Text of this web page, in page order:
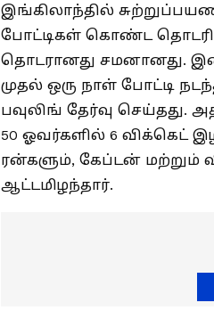
இங்கிலாந்தில்
போட்டிகள் கொண்ட தொடரில்
தொடரானது சமனானது.
முதல் ஒரு நாள் போட்டி
பவுலிங் தேர்வு செய்தது.
50 ஓவர்களில் 6 விக்கெட்
ரன்களும், கேப்டன் மற்றும்
ஆட்டமிழந்தார்.